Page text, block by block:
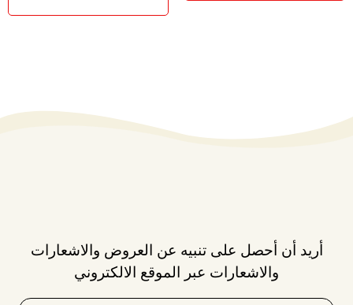
أريد أن أحصل على تنبيه عن العروض والاشعارات
والاشعارات عبر الموقع الالكتروني